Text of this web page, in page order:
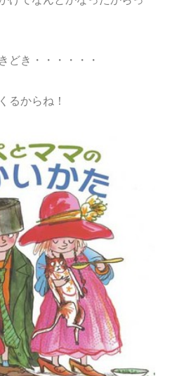
どき・・・・・・
るからね！